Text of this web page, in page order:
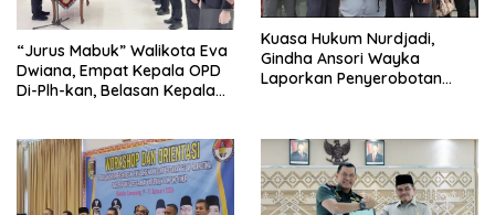
“Jurus Mabuk” Walikota Eva
Dwiana, Empat Kepala OPD
Di-Plh-kan, Belasan Kepala
Kuasa Hukum Nurdjadi,
Gindha Ansori Wayka
Laporkan Penyerobotan